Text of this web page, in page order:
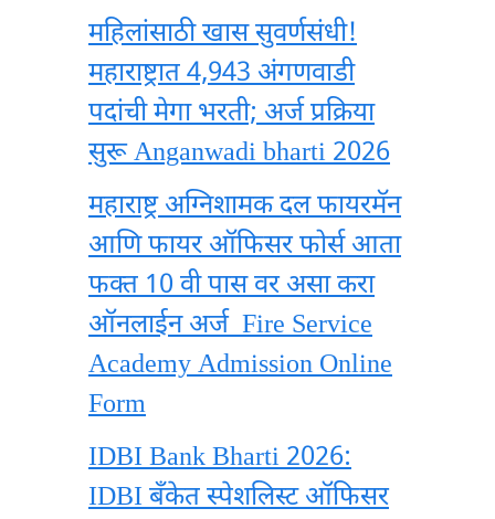
महिलांसाठी खास सुवर्णसंधी!
महाराष्ट्रात 4,943 अंगणवाडी
पदांची मेगा भरती; अर्ज प्रक्रिया
सुरू Anganwadi bharti 2026
महाराष्ट्र अग्निशामक दल फायरमॅन
आणि फायर ऑफिसर फोर्स आता
फक्त 10 वी पास वर असा करा
ऑनलाईन अर्ज Fire Service
Academy Admission Online
Form
IDBI Bank Bharti 2026:
IDBI बँकेत स्पेशलिस्ट ऑफिसर